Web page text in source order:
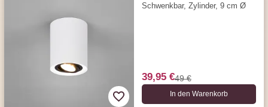
Schwenkbar, Zylinder, 9 cm Ø
39,95 €49 €
In den Warenkorb